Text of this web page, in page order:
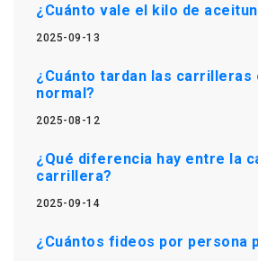
¿Cuánto vale el kilo de
2025-09-13
¿Cuánto tardan las carrilleras
normal?
2025-08-12
¿Qué diferencia hay entre la
carrillera?
2025-09-14
¿Cuántos fideos por persona